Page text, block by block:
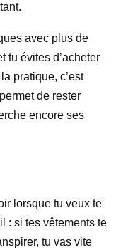
avec plus de
tu évites d’acheter
pratique, c’est
de rester
encore ses
lorsque tu veux te
: si tes vêtements te
tu vas vite